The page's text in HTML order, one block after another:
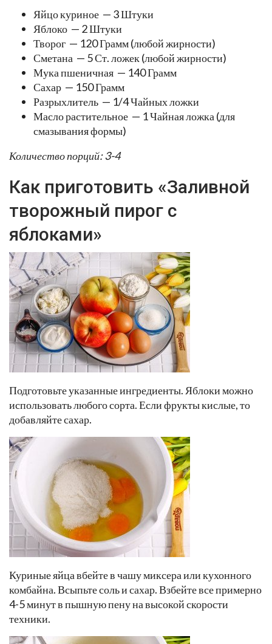
Яйцо куриное — 3 Штуки
Яблоко — 2 Штуки
Творог — 120 Грамм (любой жирности)
Сметана — 5 Ст. ложек (любой жирности)
Мука пшеничная — 140 Грамм
Сахар — 150 Грамм
Разрыхлитель — 1/4 Чайных ложки
Масло растительное — 1 Чайная ложка (для
смазывания формы)
Количество порций: 3-4
Как приготовить «Заливной
творожный пирог с
яблоками»
Подготовьте указанные ингредиенты. Яблоки можно
использовать любого сорта. Если фрукты кислые, то
добавляйте сахар.
Куриные яйца вбейте в чашу миксера или кухонного
комбайна. Всыпьте соль и сахар. Взбейте все примерно
4-5 минут в пышную пену на высокой скорости
техники.